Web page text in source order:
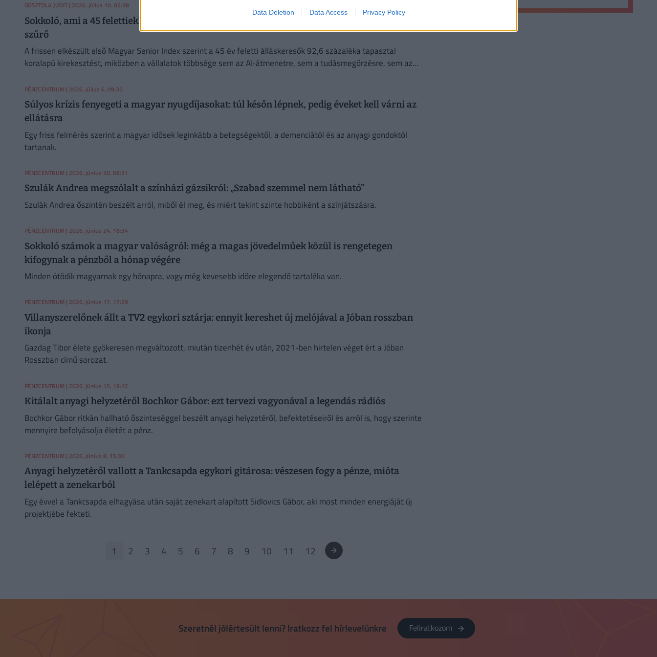
Data Deletion Data Access Privacy Policy
GOSZTOLA JUDIT | 2026. július 10. 05:38
Sokkoló, ami a 45 felettiekkel történik a munkaerőpiacon: percek alatt kidobhatja őket az AI
szűrő
A frissen elkészült első Magyar Senior Index szerint a 45 év feletti álláskeresők 92,6 százaléka tapasztal
koralapú kirekesztést, miközben a vállalatok többsége sem az AI‑átmenetre, sem a tudásmegőrzésre, sem az
PÉNZCENTRUM | 2026. július 6. 09:35
Súlyos krízis fenyegeti a magyar nyugdíjasokat: túl későn lépnek, pedig éveket kell várni az
ellátásra
Egy friss felmérés szerint a magyar idősek leginkább a betegségektől, a demenciától és az anyagi gondoktól
tartanak.
PÉNZCENTRUM | 2026. június 30. 08:31
Szulák Andrea megszólalt a színházi gázsikról: „Szabad szemmel nem látható”
Szulák Andrea őszintén beszélt arról, miből él meg, és miért tekint szinte hobbiként a színjátszásra.
PÉNZCENTRUM | 2026. június 24. 18:34
Sokkoló számok a magyar valóságról: még a magas jövedelműek közül is rengetegen
kifogynak a pénzből a hónap végére
Minden ötödik magyarnak egy hónapra, vagy még kevesebb időre elegendő tartaléka van.
PÉNZCENTRUM | 2026. június 17. 17:29
Villanyszerelőnek állt a TV2 egykori sztárja: ennyit kereshet új melójával a Jóban rosszban
ikonja
Gazdag Tibor élete gyökeresen megváltozott, miután tizenhét év után, 2021-ben hirtelen véget ért a Jóban
Rosszban című sorozat.
PÉNZCENTRUM | 2026. június 15. 18:12
Kitálalt anyagi helyzetéről Bochkor Gábor: ezt tervezi vagyonával a legendás rádiós
Bochkor Gábor ritkán hallható őszinteséggel beszélt anyagi helyzetéről, befektetéseiről és arról is, hogy szerinte
mennyire befolyásolja életét a pénz.
PÉNZCENTRUM | 2026. június 8. 15:30
Anyagi helyzetéről vallott a Tankcsapda egykori gitárosa: vészesen fogy a pénze, mióta
lelépett a zenekarból
Egy évvel a Tankcsapda elhagyása után saját zenekart alapított Sidlovics Gábor, aki most minden energiáját új
projektjébe fekteti.
1 2 3 4 5 6 7 8 9 10 11 12
Szeretnél jólértesült lenni? Iratkozz fel hírlevelünkre Feliratkozom